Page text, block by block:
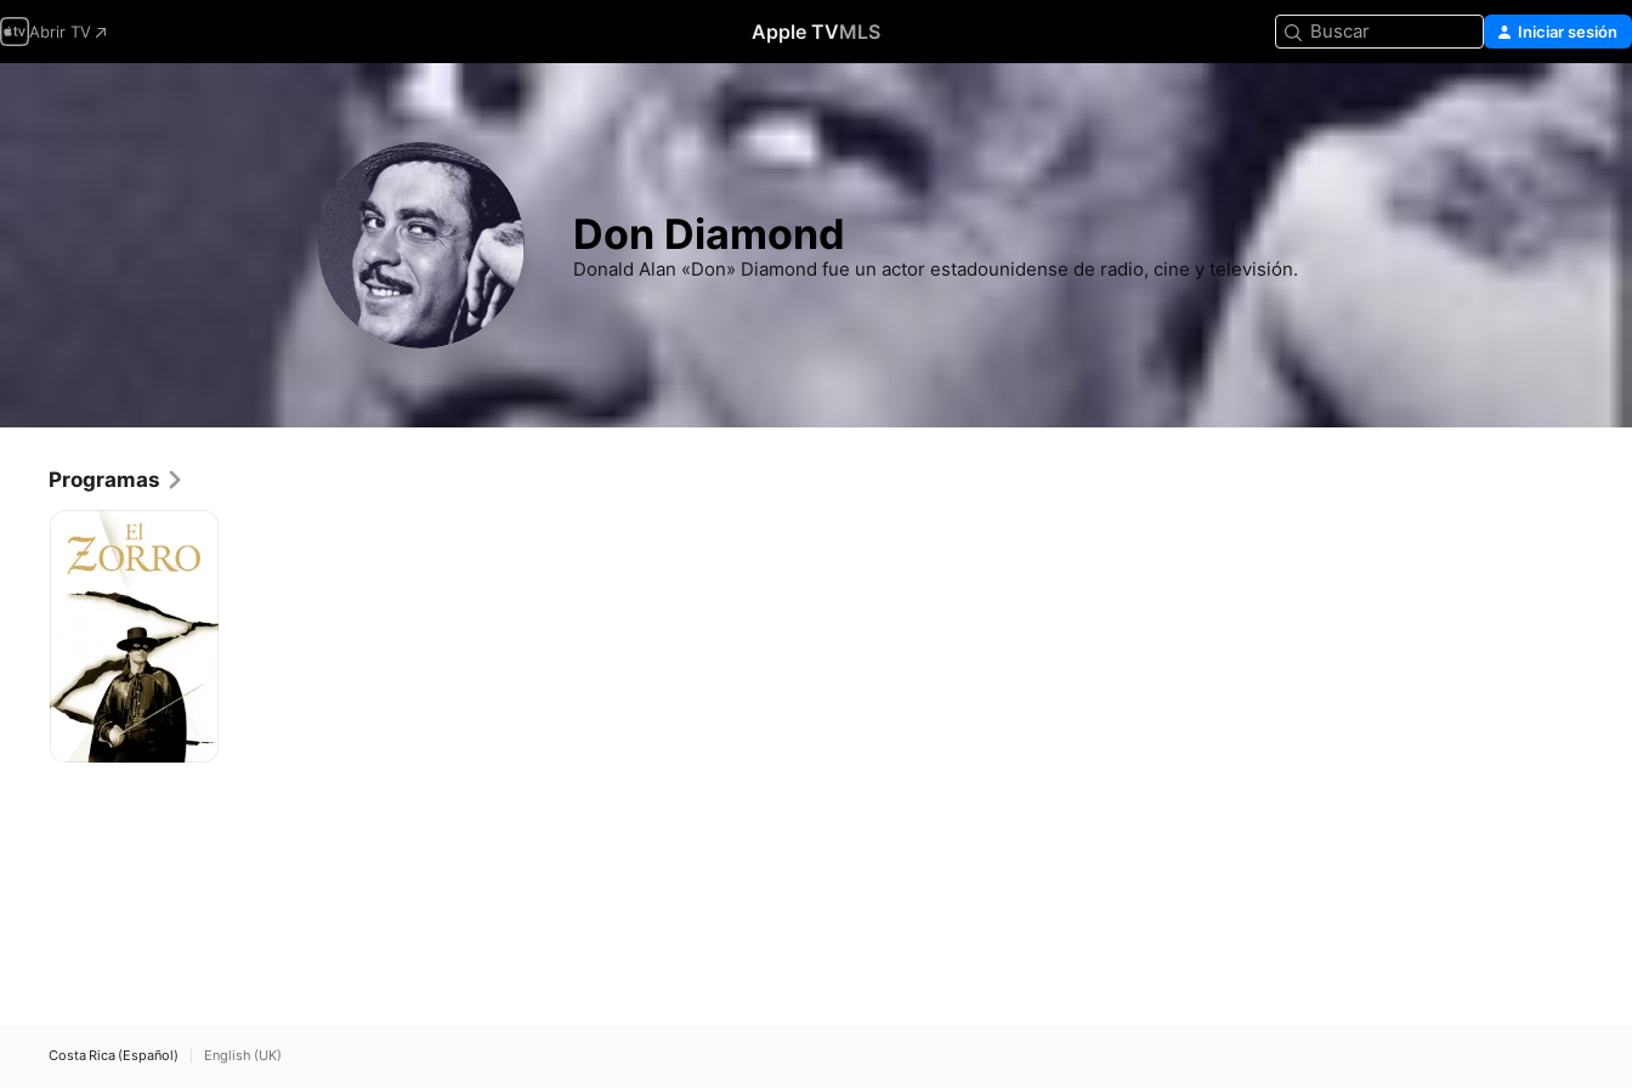
Abrir TV Apple TVMLS Buscar Iniciar sesión
Don Diamond
Donald Alan «Don» Diamond fue un actor estadounidense de radio, cine y televisión.
Programas
Zorro
Costa Rica (Español) English (UK)